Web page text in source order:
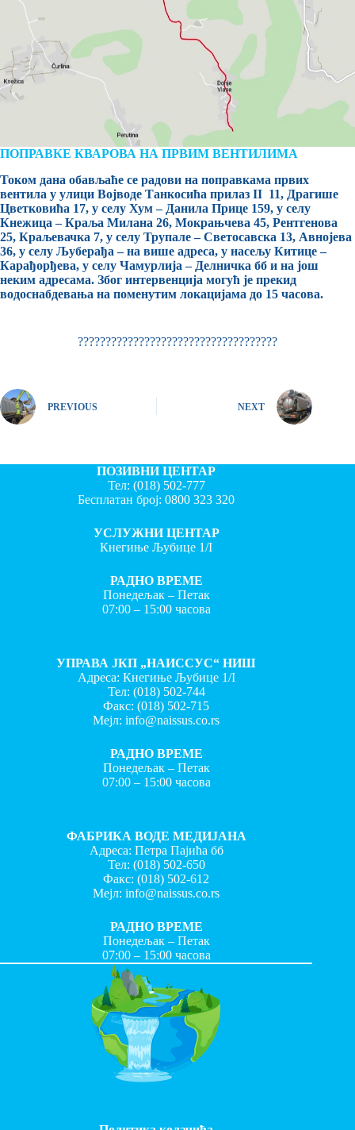
ПОПРАВКЕ КВАРОВА НА ПРВИМ ВЕНТИЛИМА
Током дана обављаће се радови на поправкама првих
вентила у улици Војводе Танкосића прилаз II 11, Драгише
Цветковића 17, у селу Хум – Данила Прице 159, у селу
Кнежица – Краља Милана 26, Мокрањчева 45, Рентгенова
25, Краљевачка 7, у селу Трупале – Светосавска 13, Авнојева
36, у селу Љуберађа – на више адреса, у насељу Китице –
Карађорђева, у селу Чамурлија – Делничка бб и на још
неким адресама. Због интервенција могућ је прекид
водоснабдевања на поменутим локацијама до 15 часова.
????????????????????????????????????
PREVIOUS NEXT
ПОЗИВНИ ЦЕНТАР
Тел: (018) 502-777
Бесплатан број:0800 323 320
УСЛУЖНИ ЦЕНТАР
Кнегиње Љубице 1/I
РАДНО ВРЕМЕ
Понедељак – Петак
07:00 – 15:00 часова
УПРАВА ЈКП „НАИССУС“ НИШ
Адреса: Кнегиње Љубице 1/I
Тел: (018) 502-744
Факс:(018) 502-715
Мејл:info@naissus.co.rs
РАДНО ВРЕМЕ
Понедељак – Петак
07:00 – 15:00 часова
ФАБРИКА ВОДЕ МЕДИЈАНА
Адреса: Петра Пајића бб
Тел: (018) 502-650
Факс:(018) 502-612
Мејл:info@naissus.co.rs
РАДНО ВРЕМЕ
Понедељак – Петак
07:00 – 15:00 часова